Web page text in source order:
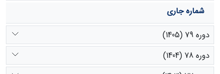
شماره جاری
دوره 79 (1405)
دوره 78 (1404)